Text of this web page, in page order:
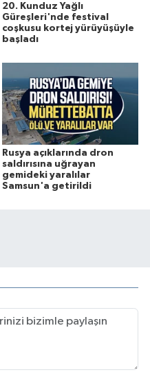
20. Kunduz Yağlı
Güreşleri'nde festival
coşkusu kortej yürüyüşüyle
başladı
Rusya açıklarında dron
saldırısına uğrayan
gemideki yaralılar
Samsun'a getirildi